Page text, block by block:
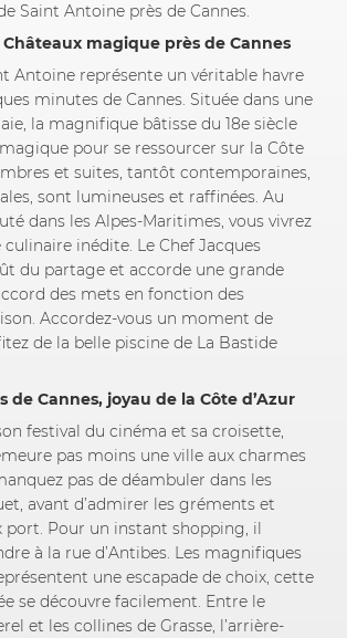
Saint Antoine près de Cannes.
Châteaux magique près de Cannes
Antoine représente un véritable havre
minutes de Cannes. Située dans une
la magnifique bâtisse du 18e siècle
pour se ressourcer sur la Côte
et suites, tantôt contemporaines,
sont lumineuses et raffinées. Au
dans les Alpes-Maritimes, vous vivrez
culinaire inédite. Le Chef Jacques
du partage et accorde une grande
des mets en fonction des
Accordez-vous un moment de
de la belle piscine de La Bastide
de Cannes, joyau de la Côte d’Azur
festival du cinéma et sa croisette,
pas moins une ville aux charmes
pas de déambuler dans les
avant d’admirer les gréments et
port. Pour un instant shopping, il
à la rue d’Antibes. Les magnifiques
une escapade de choix, cette
se découvre facilement. Entre le
et les collines de Grasse, l’arrière-